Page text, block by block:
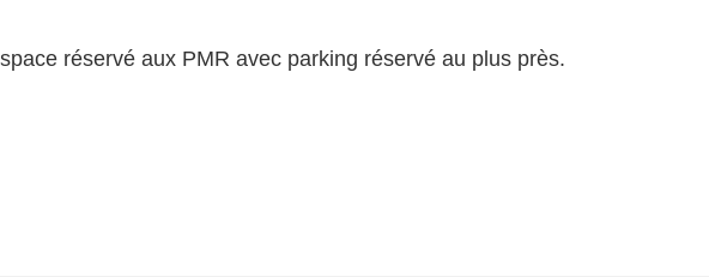
réservé aux PMR avec parking réservé au plus près.